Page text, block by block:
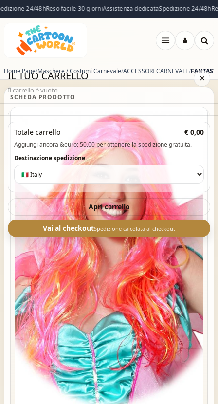
24/48hReso facile 30 giorniAssistenza dedicataSpedizione 24/48h
Apri
IL TUO CARRELLO
Il carrello è vuoto
×
Il carrello è vuoto. Esplora il catalogo e aggiungi i prodotti che
desideri.
Vai al catalogo
Totale carrello € 0,00
Aggiungi ancora &euro; 50,00 per ottenere la spedizione gratuita.
Destinazione spedizione
Apri carrello
Vai al checkoutSpedizione calcolata al checkout
Home Page Maschere / Costumi Carnevale ACCESSORI CARNEVALE
SCHEDA PRODOTTO